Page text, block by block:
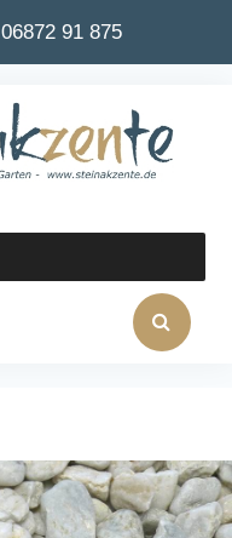
06872 91 875